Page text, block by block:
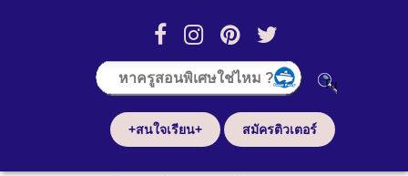
+สนใจเรียน+ สมัครติวเตอร์